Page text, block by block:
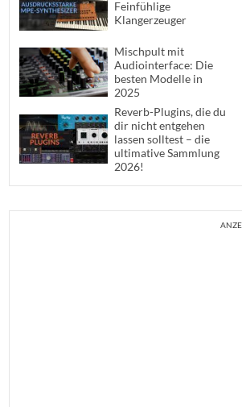
Feinfühlige
Klangerzeuger
Mischpult mit
Audiointerface: Die
besten Modelle in
2025
Reverb-Plugins, die du
dir nicht entgehen
lassen solltest – die
ultimative Sammlung
2026!